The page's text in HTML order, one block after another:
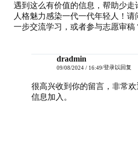
遇到这么有价值的信息，帮助少走
人格魅力感染一代一代年轻人！
一步交流学习，或者参与志愿审稿
dradmin
09/08/2024 / 16:49 登录以回复
很高兴收到你的留言，非常
信息加入。